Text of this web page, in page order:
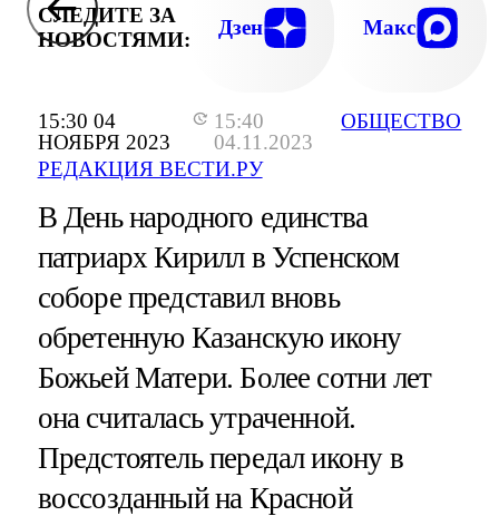
15:30 04
НОЯБРЯ 2023
15:40
04.11.2023
РЕДАКЦИЯ ВЕСТИ.РУ
ОБЩЕСТВО
СЛЕДИТЕ ЗА
НОВОСТЯМИ:
Дзен Макс
В День народного единства
патриарх Кирилл в Успенском
соборе представил вновь
обретенную Казанскую икону
Божьей Матери. Более сотни лет
она считалась утраченной.
Предстоятель передал икону в
воссозданный на Красной